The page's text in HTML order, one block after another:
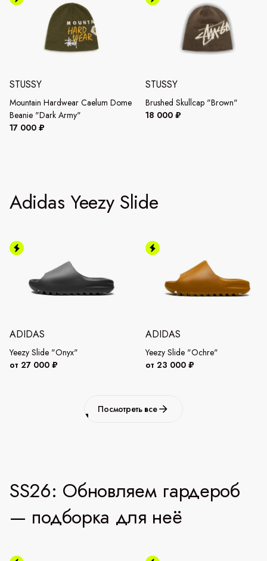
STUSSY
Mountain Hardwear Caelum Dome
Beanie "Dark Army"
17 000 ₽
STUSSY
Brushed Skullcap "Brown"
18 000 ₽
Adidas Yeezy Slide
ADIDAS
Yeezy Slide "Onyx"
от 27 000 ₽
ADIDAS
Yeezy Slide "Ochre"
от 23 000 ₽
Посмотреть все
SS26: Обновляем гардероб
— подборка для неё